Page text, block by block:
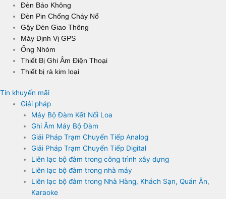
Đèn Báo Không
Đèn Pin Chống Cháy Nổ
Gậy Đèn Giao Thông
Máy Định Vị GPS
Ống Nhòm
Thiết Bị Ghi Âm Điện Thoại
Thiết bị rà kim loại
Tin khuyến mãi
Giải pháp
Máy Bộ Đàm Kết Nối Loa
Ghi Âm Máy Bộ Đàm
Giải Pháp Trạm Chuyển Tiếp Analog
Giải Pháp Trạm Chuyển Tiếp Digital
Liên lạc bộ đàm trong công trình xây dựng
Liên lạc bộ đàm trong nhà máy
Liên lạc bộ đàm trong Nhà Hàng, Khách Sạn, Quán Ăn,
Karaoke